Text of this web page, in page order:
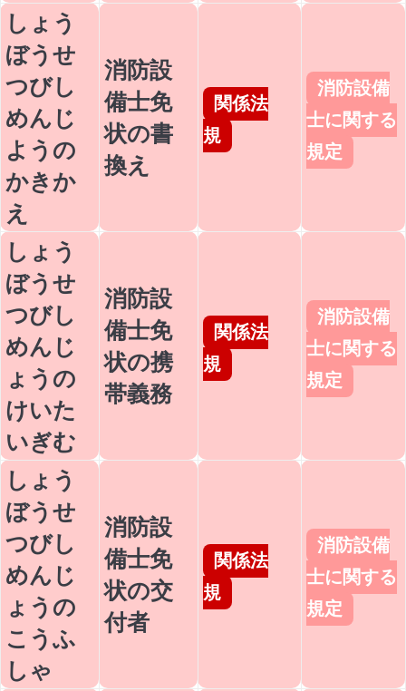
しょう
ぼうせ
つびし
めんじ
ようの
かきか
え
消防設
備士免
状の書
換え
関係法
規
消防設備
士に関する
規定
しょう
ぼうせ
つびし
めんじ
ょうの
けいた
いぎむ
消防設
備士免
状の携
帯義務
関係法
規
消防設備
士に関する
規定
しょう
ぼうせ
つびし
めんじ
ょうの
こうふ
しゃ
消防設
備士免
状の交
付者
関係法
規
消防設備
士に関する
規定